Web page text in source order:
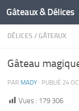
Gâteaux & Délices
DÉLICES / GÂTEAUX
Gâteau
PAR MADY · PUBLIÉ 24
Vues : 179 306